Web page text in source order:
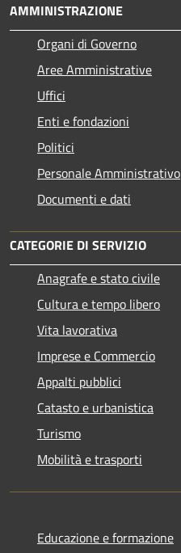
AMMINISTRAZIONE
Organi di Governo
Aree Amministrative
Uffici
Enti e fondazioni
Politici
Personale Amministrativo
Documenti e dati
CATEGORIE DI SERVIZIO
Anagrafe e stato civile
Cultura e tempo libero
Vita lavorativa
Imprese e Commercio
Appalti pubblici
Catasto e urbanistica
Turismo
Mobilità e trasporti
Educazione e formazione